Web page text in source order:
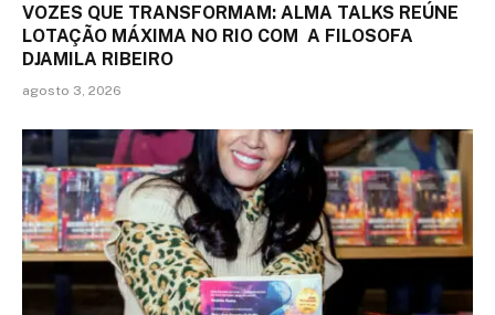
VOZES QUE TRANSFORMAM: ALMA TALKS REÚNE
LOTAÇÃO MÁXIMA NO RIO COM A FILOSOFA
DJAMILA RIBEIRO
agosto 3, 2026